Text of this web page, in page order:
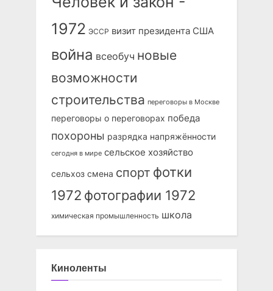
1972 ЭССР визит президента США
война всеобуч новые
возможности
строительства переговоры в Москве
переговоры о переговорах победа
похороны разрядка напряжённости
сегодня в мире сельское хозяйство
сельхоз смена спорт фотки
1972 фотографии 1972
химическая промышленность школа
Киноленты